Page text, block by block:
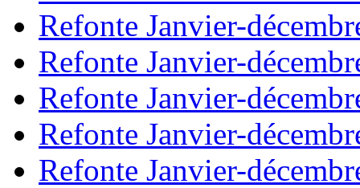
Refonte Janvier-
Refonte Janvier-
Refonte Janvier-
Refonte Janvier-
Refonte Janvier-